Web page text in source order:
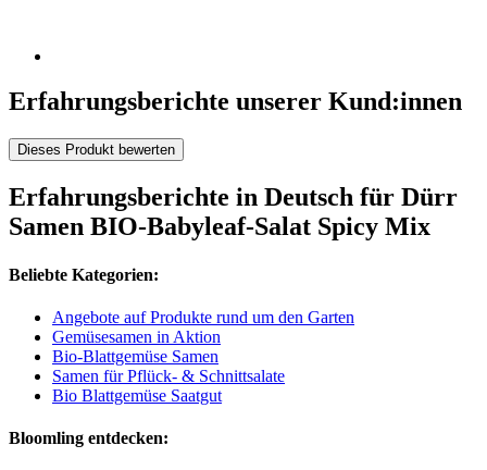
Erfahrungsberichte unserer Kund:innen
Dieses Produkt bewerten
Erfahrungsberichte in Deutsch für Dürr
Samen BIO-Babyleaf-Salat Spicy Mix
Beliebte Kategorien:
Angebote auf Produkte rund um den Garten
Gemüsesamen in Aktion
Bio-Blattgemüse Samen
Samen für Pflück- & Schnittsalate
Bio Blattgemüse Saatgut
Bloomling entdecken: